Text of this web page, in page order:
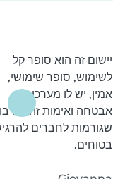
יישום זה הוא סופר קל
לשימוש, סופר שימושי,
אמין, יש לו מערכות
אבטחה ואימות זהות
שגורמות לחברים
בטוחים.